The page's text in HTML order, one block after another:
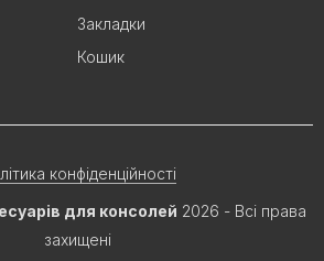
Закладки
Кошик
для консолей 2026 - Всі права
захищені
конфіденційності